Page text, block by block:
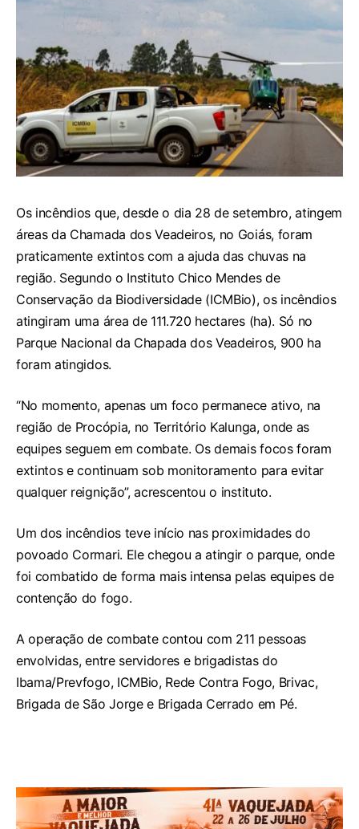
Os incêndios que, desde o dia 28 de setembro, atingem
áreas da Chamada dos Veadeiros, no Goiás, foram
praticamente extintos com a ajuda das chuvas na
região. Segundo o Instituto Chico Mendes de
Conservação da Biodiversidade (ICMBio), os incêndios
atingiram uma área de 111.720 hectares (ha). Só no
Parque Nacional da Chapada dos Veadeiros, 900 ha
foram atingidos.
“No momento, apenas um foco permanece ativo, na
região de Procópia, no Território Kalunga, onde as
equipes seguem em combate. Os demais focos foram
extintos e continuam sob monitoramento para evitar
qualquer reignição”, acrescentou o instituto.
Um dos incêndios teve início nas proximidades do
povoado Cormari. Ele chegou a atingir o parque, onde
foi combatido de forma mais intensa pelas equipes de
contenção do fogo.
A operação de combate contou com 211 pessoas
envolvidas, entre servidores e brigadistas do
Ibama/Prevfogo, ICMBio, Rede Contra Fogo, Brivac,
Brigada de São Jorge e Brigada Cerrado em Pé.